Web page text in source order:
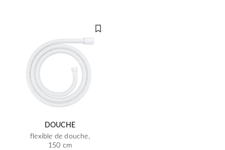
DOUCHE
flexible de douche,
150 cm